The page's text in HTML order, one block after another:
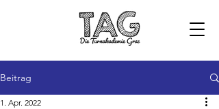
Beitrag
1. Apr. 2022